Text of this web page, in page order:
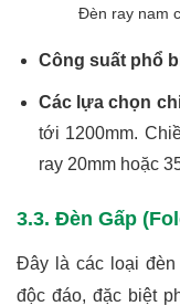
Đèn ray nam
Công suất phổ
Các lựa chọn
tới 1200mm.
ray 20mm hoặc
3.3. Đèn Gấp
Đây là các loại đèn
độc đáo, đặc biệt